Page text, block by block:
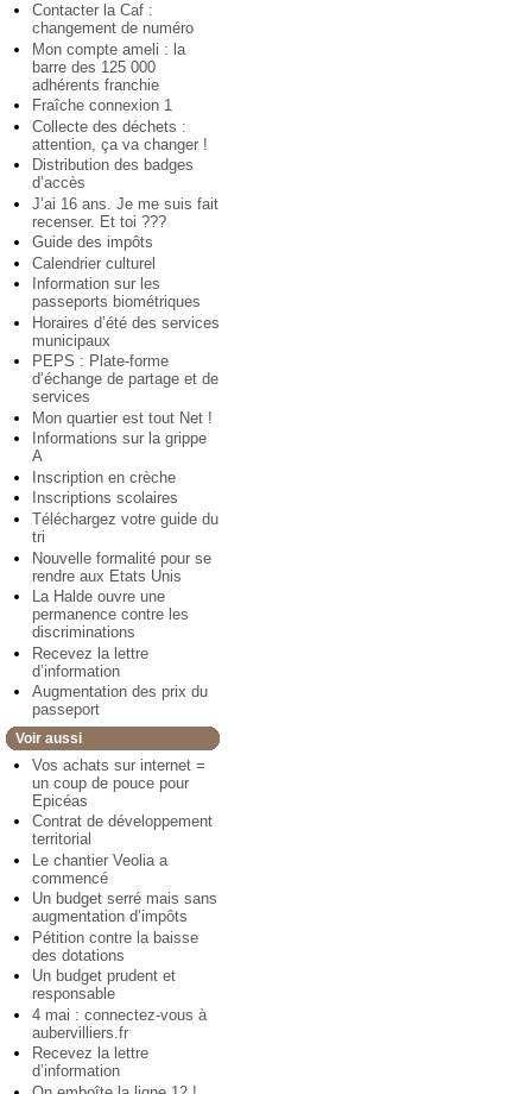
Contacter la Caf :
changement de numéro
Mon compte ameli : la
barre des 125 000
adhérents franchie
Fraîche connexion 1
Collecte des déchets :
attention, ça va changer !
Distribution des badges
d’accès
J’ai 16 ans. Je me suis fait
recenser. Et toi ???
Guide des impôts
Calendrier culturel
Information sur les
passeports biométriques
Horaires d’été des services
municipaux
PEPS : Plate-forme
d’échange de partage et de
services
Mon quartier est tout Net !
Informations sur la grippe
A
Inscription en crèche
Inscriptions scolaires
Téléchargez votre guide du
tri
Nouvelle formalité pour se
rendre aux Etats Unis
La Halde ouvre une
permanence contre les
discriminations
Recevez la lettre
d’information
Augmentation des prix du
passeport
Voir aussi
Vos achats sur internet =
un coup de pouce pour
Epicéas
Contrat de développement
territorial
Le chantier Veolia a
commencé
Un budget serré mais sans
augmentation d’impôts
Pétition contre la baisse
des dotations
Un budget prudent et
responsable
4 mai : connectez-vous à
aubervilliers.fr
Recevez la lettre
d’information